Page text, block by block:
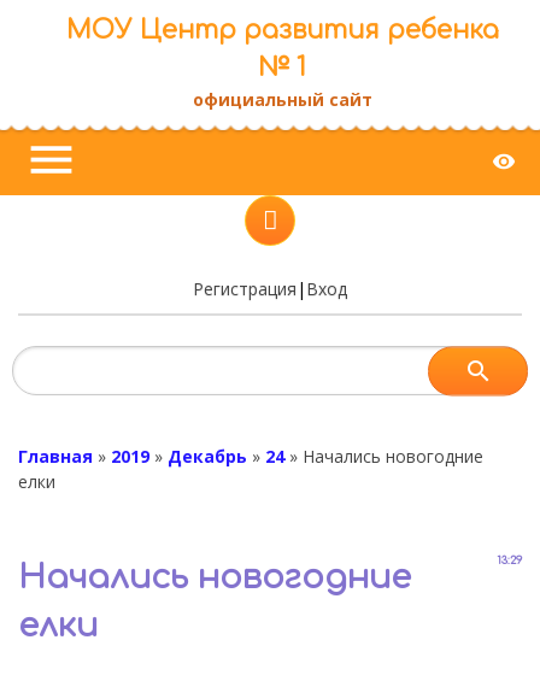
МОУ Центр развития ребенка
№ 1
официальный сайт
menu visibility
Регистрация | Вход
Главная » 2019 » Декабрь » 24 » Начались новогодние
елки
13:29
Начались новогодние
елки